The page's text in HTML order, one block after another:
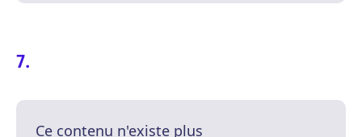
Ce contenu n'existe plus